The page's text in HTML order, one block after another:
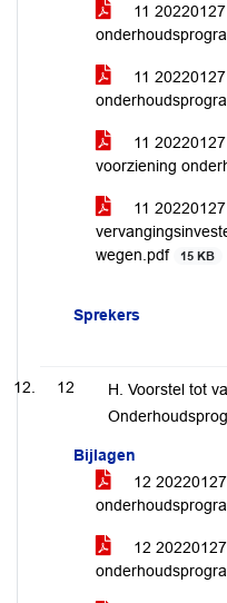
11
11
11
voorziening
11
wegen.pdf
15 KB
Sprekers
12
H. Voorstel tot
Bijlagen
12
12